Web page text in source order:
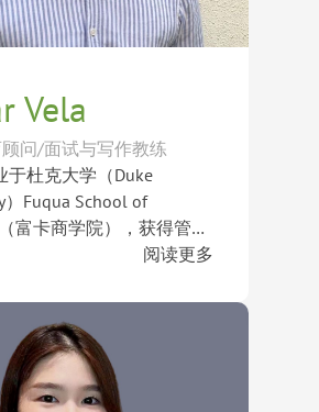
乔特罗斯玛丽霍尔学校
Rosemary Hall）、布莱尔
School）、克兰布
Cranbrook Schools）、
校（Brooks School）、
学校（Westminster
北野山高中（Northfield
）、摩尔西斯堡学院
Academy）、鹰溪中
）、印第安山中学
Mountain School）及比门
The Bement School）等美
宿学校录取。
Vela
问/面试与写作教练
于杜克大学（Duke
）Fuqua School of
富卡商学院），获得管理
位。本科期间就读于佛罗里
），完成国际关系与地理
，并辅修法语。多元化的学
予他广阔的国际视野，以及
育体系与学生发展的深刻理
升学规划充满热情。他尤
书指导与个人故事塑造，善
入交流和启发式提问，引导
作过程中进行系统性的自我
导过程中，Oscar不仅关注
阅读更多